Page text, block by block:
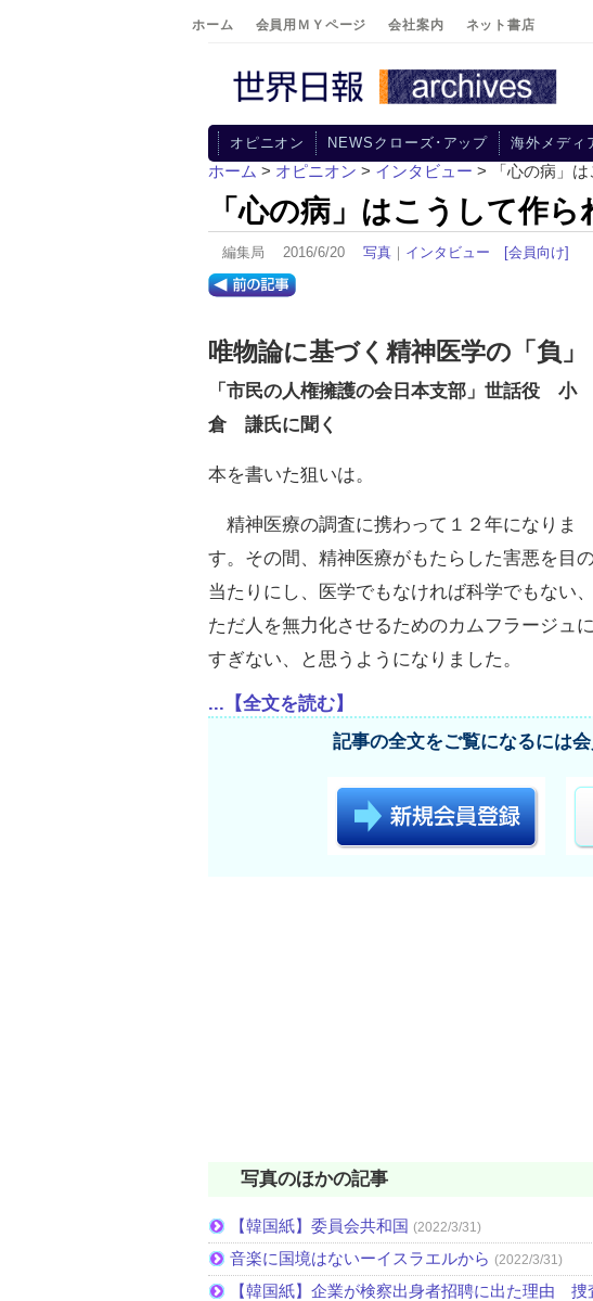
ホーム 会員用ＭＹページ 会社案内 ネット書店
オピニオン NEWSクローズ･アップ 海外メディ
ホーム > オピニオン > インタビュー > 「心の病」は
「心の病」はこうして作ら
編集局 2016/6/20 写真 ｜ インタビュー [会員向け]
唯物論に基づく精神医学の「負」
「市民の人権擁護の会日本支部」世話役 小
倉 謙氏に聞く
本を書いた狙いは。
精神医療の調査に携わって１２年になりま
す。その間、精神医療がもたらした害悪を目
当たりにし、医学でもなければ科学でもない、
ただ人を無力化させるためのカムフラージュに
すぎない、と思うようになりました。
...【全文を読む】
記事の全文をご覧になるには会
写真のほかの記事
【韓国紙】委員会共和国 (2022/3/31)
音楽に国境はないーイスラエルから (2022/3/31)
【韓国紙】企業が検察出身者招聘に出た理由